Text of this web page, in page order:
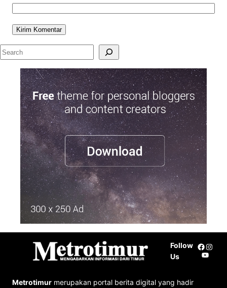
S
Follow
Us
Metrotimur merupakan portal berita digital yang hadir